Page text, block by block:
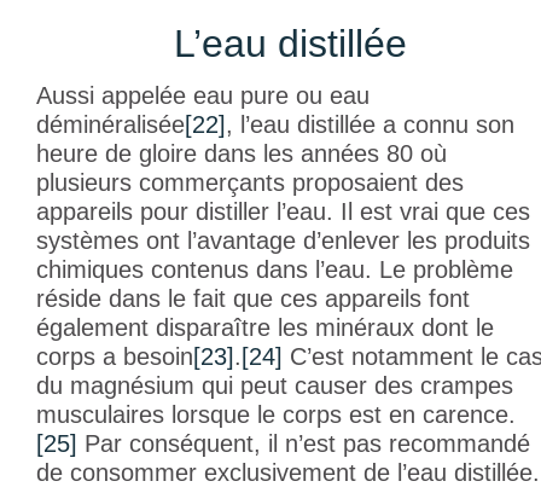
L’eau distillée
Aussi appelée eau pure ou eau
déminéralisée[22], l’eau distillée a connu son
heure de gloire dans les années 80 où
plusieurs commerçants proposaient des
appareils pour distiller l’eau. Il est vrai que ces
systèmes ont l’avantage d’enlever les produits
chimiques contenus dans l’eau. Le problème
réside dans le fait que ces appareils font
également disparaître les minéraux dont le
corps a besoin[23].[24] C’est notamment le
du magnésium qui peut causer des crampes
musculaires lorsque le corps est en carence.
[25] Par conséquent, il n’est pas recommandé
de consommer exclusivement de l’eau distillée.